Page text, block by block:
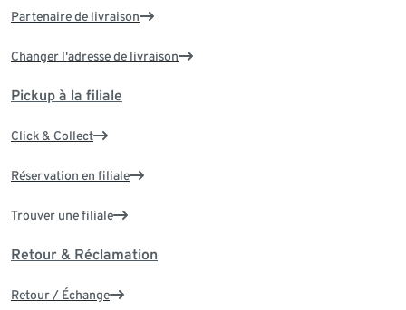
Partenaire de livraison
Changer l'adresse de livraison
Pickup à la filiale
Click & Collect
Réservation en filiale
Trouver une filiale
Retour & Réclamation
Retour / Échange